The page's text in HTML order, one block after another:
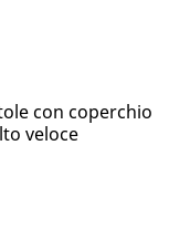
con coperchio
veloce